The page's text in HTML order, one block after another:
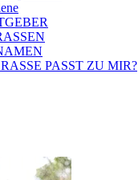
PASST ZU MIR?